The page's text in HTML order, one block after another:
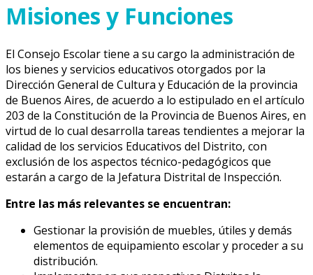
Misiones y Funciones
El Consejo Escolar tiene a su cargo la administración de
los bienes y servicios educativos otorgados por la
Dirección General de Cultura y Educación de la provincia
de Buenos Aires, de acuerdo a lo estipulado en el artículo
203 de la Constitución de la Provincia de Buenos Aires, en
virtud de lo cual desarrolla tareas tendientes a mejorar la
calidad de los servicios Educativos del Distrito, con
exclusión de los aspectos técnico-pedagógicos que
estarán a cargo de la Jefatura Distrital de Inspección.
Entre las más relevantes se encuentran:
Gestionar la provisión de muebles, útiles y demás
elementos de equipamiento escolar y proceder a su
distribución.